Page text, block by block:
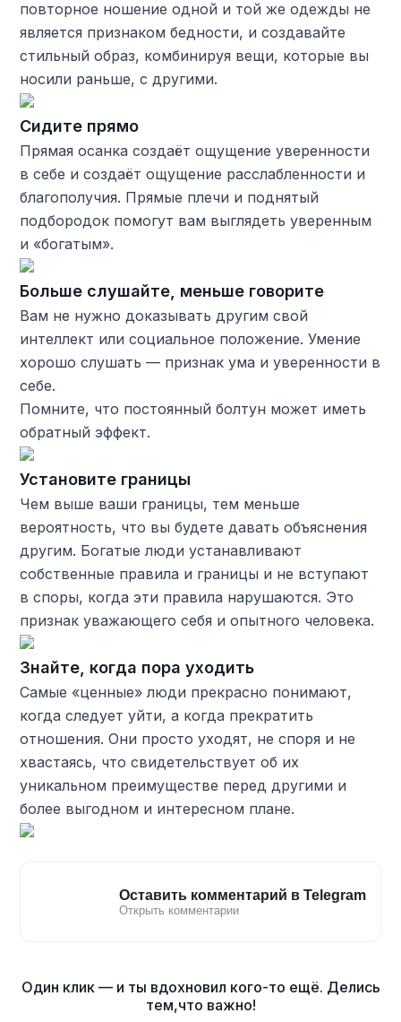
повторное ношение одной и той же одежды не
является признаком бедности, и создавайте
стильный образ, комбинируя вещи, которые вы
носили раньше, с другими.
Сидите прямо
Прямая осанка создаёт ощущение уверенности
в себе и создаёт ощущение расслабленности и
благополучия. Прямые плечи и поднятый
подбородок помогут вам выглядеть уверенным
и «богатым».
Больше слушайте, меньше говорите
Вам не нужно доказывать другим свой
интеллект или социальное положение. Умение
хорошо слушать — признак ума и уверенности в
себе.
Помните, что постоянный болтун может иметь
обратный эффект.
Установите границы
Чем выше ваши границы, тем меньше
вероятность, что вы будете давать объяснения
другим. Богатые люди устанавливают
собственные правила и границы и не вступают
в споры, когда эти правила нарушаются. Это
признак уважающего себя и опытного человека.
Знайте, когда пора уходить
Самые «ценные» люди прекрасно понимают,
когда следует уйти, а когда прекратить
отношения. Они просто уходят, не споря и не
хвастаясь, что свидетельствует об их
уникальном преимуществе перед другими и
более выгодном и интересном плане.